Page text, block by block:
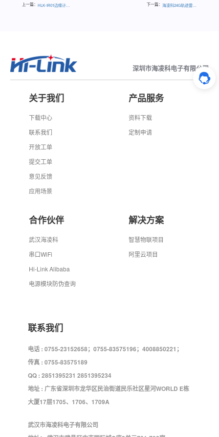
上一篇： HLK-IR01边缘计算数采网关 下一篇： 海凌科24G轨迹雷达横向对比（文内领优惠券）
深圳市海凌科电子有限公司
关于我们
下载中心
联系我们
开放工单
提交工单
意见反馈
应用场景
产品服务
资料下载
定制申请
合作伙伴
武汉海凌科
串口WiFi
Hi-Link Alibaba
电源模块防伪查询
解决方案
智慧物联项目
阿里云项目
联系我们
电话 : 0755-23152658；0755-83575196；4008850221；
传真 : 0755-83575189
QQ : 2851395231 2851395234
地址 : 广东省深圳市龙华区民治街道民乐社区星河WORLD E栋
大厦17层1705、1706、1709A
武汉市海凌科电子有限公司